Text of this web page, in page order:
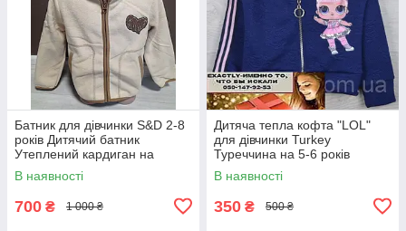
Батник для дівчинки S&D 2-8
років Дитячий батник
Утеплений кардиган на
блискавці Батник з
капюшоном для дівчинки
В наявності
700 ₴ 1 000 ₴
Дитяча тепла кофта "LOL"
для дівчинки Turkey
Туреччина на 5-6 років
В наявності
350 ₴ 500 ₴